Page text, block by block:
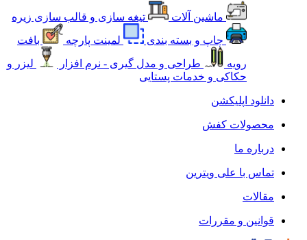
ماشین آلات
تیغه سازی و قالب سازی زیره
چاپ و بسته بندی
لمینت پارچه
بافت
رویه
طراحی و مدل گیری - نرم افزار
لیزر و
حکاکی و خدمات پستایی
دانلود اپلیکشن
محصولات کفش
درباره ما
تماس با علی ویترین
مقالات
قوانین و مقررات